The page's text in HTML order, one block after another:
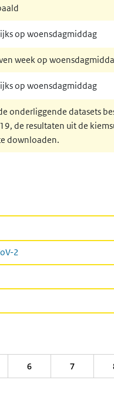
op woensdagmiddag
week op
op woensdagmiddag
onderliggende datasets
de resultaten uit de
downloaden.
2
6 7